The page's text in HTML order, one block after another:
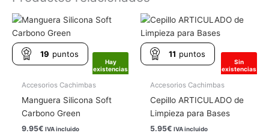
Hay
existencias
19 puntos
Accesorios Cachimbas
Manguera Silicona Soft
Carbono Green
9.95€ IVA incluido
Sin
existencias
11 puntos
Accesorios Cachimbas
Cepillo ARTICULADO de
Limpieza para Bases
5.95€ IVA incluido